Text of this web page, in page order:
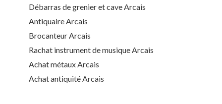
Débarras de grenier et cave Arcais
Antiquaire Arcais
Brocanteur Arcais
Rachat instrument de musique Arcais
Achat métaux Arcais
Achat antiquité Arcais